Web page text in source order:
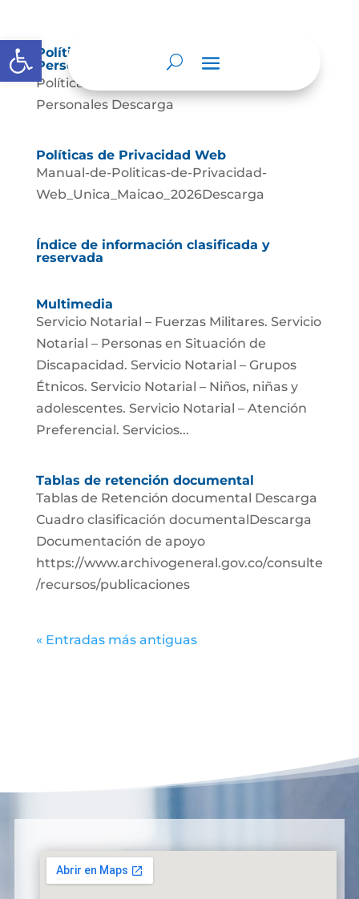
Abrir barra de herramientas
Política de Tratamiento de Datos
Personales.
Política de Tratamiento de Datos
Personales Descarga
Políticas de Privacidad Web
Manual-de-Politicas-de-Privacidad-
Web_Unica_Maicao_2026Descarga
Índice de información clasificada y
reservada
Multimedia
Servicio Notarial – Fuerzas Militares. Servicio
Notarial – Personas en Situación de
Discapacidad. Servicio Notarial – Grupos
Étnicos. Servicio Notarial – Niños, niñas y
adolescentes. Servicio Notarial – Atención
Preferencial. Servicios...
Tablas de retención documental
Tablas de Retención documental Descarga
Cuadro clasificación documentalDescarga
Documentación de apoyo
https://www.archivogeneral.gov.co/consulte
/recursos/publicaciones
« Entradas más antiguas